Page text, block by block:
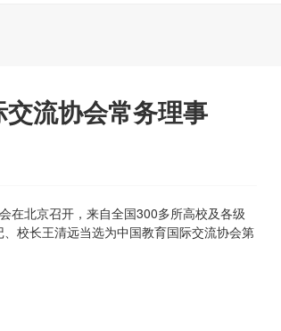
流协会常务理事
在北京召开，来自全国300多所高校及各级
校长王清远当选为中国教育国际交流协会第